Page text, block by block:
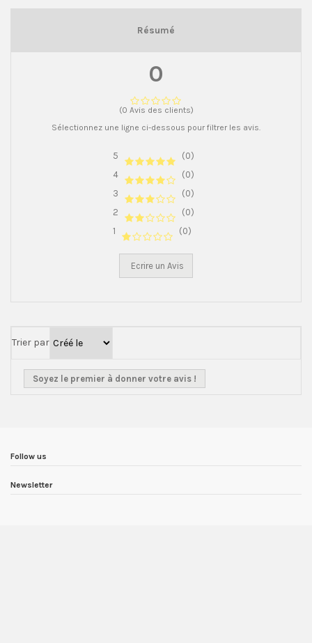
Résumé
0
(0 Avis des clients)
Sélectionnez une ligne ci-dessous pour filtrer les avis.
5
(0)
4
(0)
3
(0)
2
(0)
1
(0)
Ecrire un Avis
Trier par
Soyez le premier à donner votre avis !
Follow us
Newsletter